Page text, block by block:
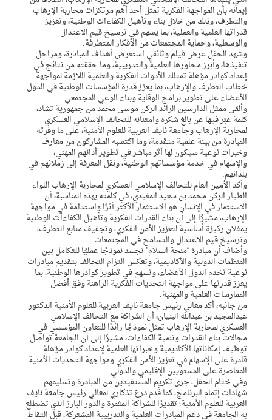
إيمانه بأن المواجهة الفكرية تمثل أحد أهم مرتكزات محاربة الإرهاب
والتطرف، وذلك من خلال بناء وتأهيل الكفاءات الوطنية، وتعزيز
قدراتها العلمية والعملية، بما يسهم في ترسيخ قيم الاعتدال
والوسطية، وحماية المجتمعات من الأفكار المتطرفة.
وشهد الحفل عرض فيلم وثائقي استعرض أهداف المبادرة، ومراحل
تنفيذها، وأبرز محاورها العلمية والتدريبية، وما حققته من نتائج في
إعداد كوادر مؤهلة تمتلك الأدوات الفكرية والعلمية اللازمة لمواجهة
خطاب التطرف والإرهاب، بما يعزز قدرة المؤسسات الوطنية في الدول
الأعضاء على تطوير برامج الوقاية وبناء الوعي المجتمعي.
وألقى ممثل الدارسين الرائد الركن موسى محمد من جمهورية تشاد،
كلمة عبّر فيها عن بالغ شكره وامتنانه للتحالف الإسلامي العسكري
لمحاربة الإرهاب وجامعة نايف العربية للعلوم الأمنية، على ما وفرته
المبادرة من بيئة علمية متقدمة، وما اكتسبه المشاركون من معارف
وخبرات نوعية سيكون لها أثر مباشر في تطوير أدائهم المهني،
والإسهام في خدمة مؤسساتهم الوطنية، ونقل المعرفة إلى زملائهم في
بلدانهم.
وأكد الأمين العام للتحالف الإسلامي العسكري لمحاربة الإرهاب اللواء
الطيار الركن محمد بن سعيد المغيدي، في كلمته بهذه المناسبة، أن
الاستثمار في الإنسان هو الاستثمار الأكثر أثرًا واستدامة في مواجهة
الإرهاب، مشيرًا إلى أن بناء القدرات الفكرية وتأهيل الكفاءات الوطنية
يمثلان ركيزة أساسية لتعزيز الأمن الفكري، وتجفيف منابع التطرف،
وترسيخ قيم الاعتدال والتسامح في المجتمعات.
وأضاف أن مبادرة “منحة السلام” تجسد نموذجًا عمليًا للتكامل بين
المنظمات الدولية والأكاديمية، وتعكس التزام التحالف بتقديم مبادرات
نوعية تخدم الدول الأعضاء، وتسهم في تطوير كوادرها الوطنية، بما
يعزز قدرتها على مواجهة التحديات الفكرية الراهنة وفق أفضل
الممارسات العلمية والمهنية.
من جانبه، أكد معالي رئيس جامعة نايف العربية للعلوم الأمنية الدكتور
عبدالمجيد بن عبدالله البنيان، أن الشراكة مع التحالف الإسلامي
العسكري لمحاربة الإرهاب تمثل نموذجًا رائدًا للتعاون المؤسسي في
مجالات بناء القدرات وتنمية الكفاءات، مشيرًا إلى أن الجامعة تواصل
توظيف إمكاناتها الأكاديمية وخبراتها العلمية لإعداد كوادر مؤهلة
قادرة على الإسهام في تعزيز الأمن الفكري ومواجهة التحديات الأمنية
المعاصرة على المستويين الإقليمي والدولي.
وفي ختام الحفل، جرى تكريم المستفيدين من المبادرة وتسليمهم
شهادات إتمام البرنامج، كما قُدم درع تذكاري لمعالي رئيس جامعة نايف
العربية للعلوم الأمنية؛ تقديرًا للشراكة المثمرة والدور البارز الذي تضطلع
به الجامعة في دعم المبادرات العلمية والتدريبية المشتركة، قبل التقاط